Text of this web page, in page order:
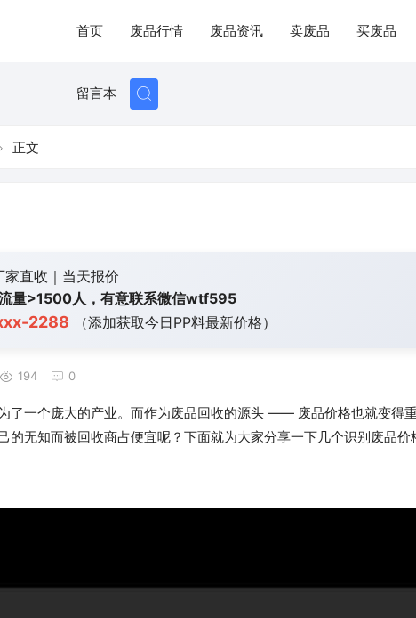
首页 废品行情 废品资讯 卖废品 买废品
留言本
正文
直收｜当天报价
量>1500人，有意联系微信wtf595
2288 （添加获取今日PP料最新价格）
194 0
了一个庞大的产业。而作为废品回收的源头 —— 废品价格也就变得
的无知而被回收商占便宜呢？下面就为大家分享一下几个识别废品价